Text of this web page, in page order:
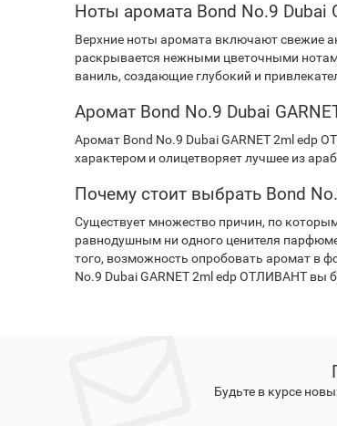
Ноты аромата Bond No.9
Верхние ноты аромата включают свежие
раскрывается нежными цветочными
ваниль, создающие глубокий и
Аромат Bond No.9 Dubai
Аромат Bond No.9 Dubai GARNET 2ml edp
характером и олицетворяет лучшее из
Почему стоит выбрать Bond
Существует множество причин, по
равнодушным ни одного ценителя
того, возможность опробовать аромат в
No.9 Dubai GARNET 2ml edp ОТЛИВАНТ вы
Будьте в курсе